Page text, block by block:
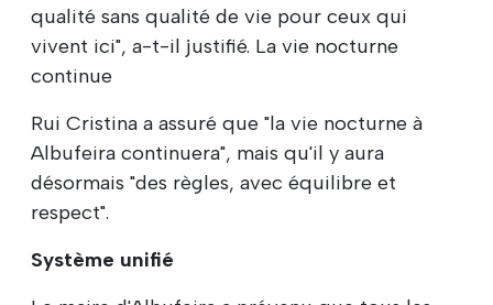
qualité sans qualité de vie pour ceux qui
vivent ici", a-t-il justifié. La vie nocturne
continue
Rui Cristina a assuré que "la vie nocturne à
Albufeira continuera", mais qu'il y aura
désormais "des règles, avec équilibre et
respect".
Système unifié